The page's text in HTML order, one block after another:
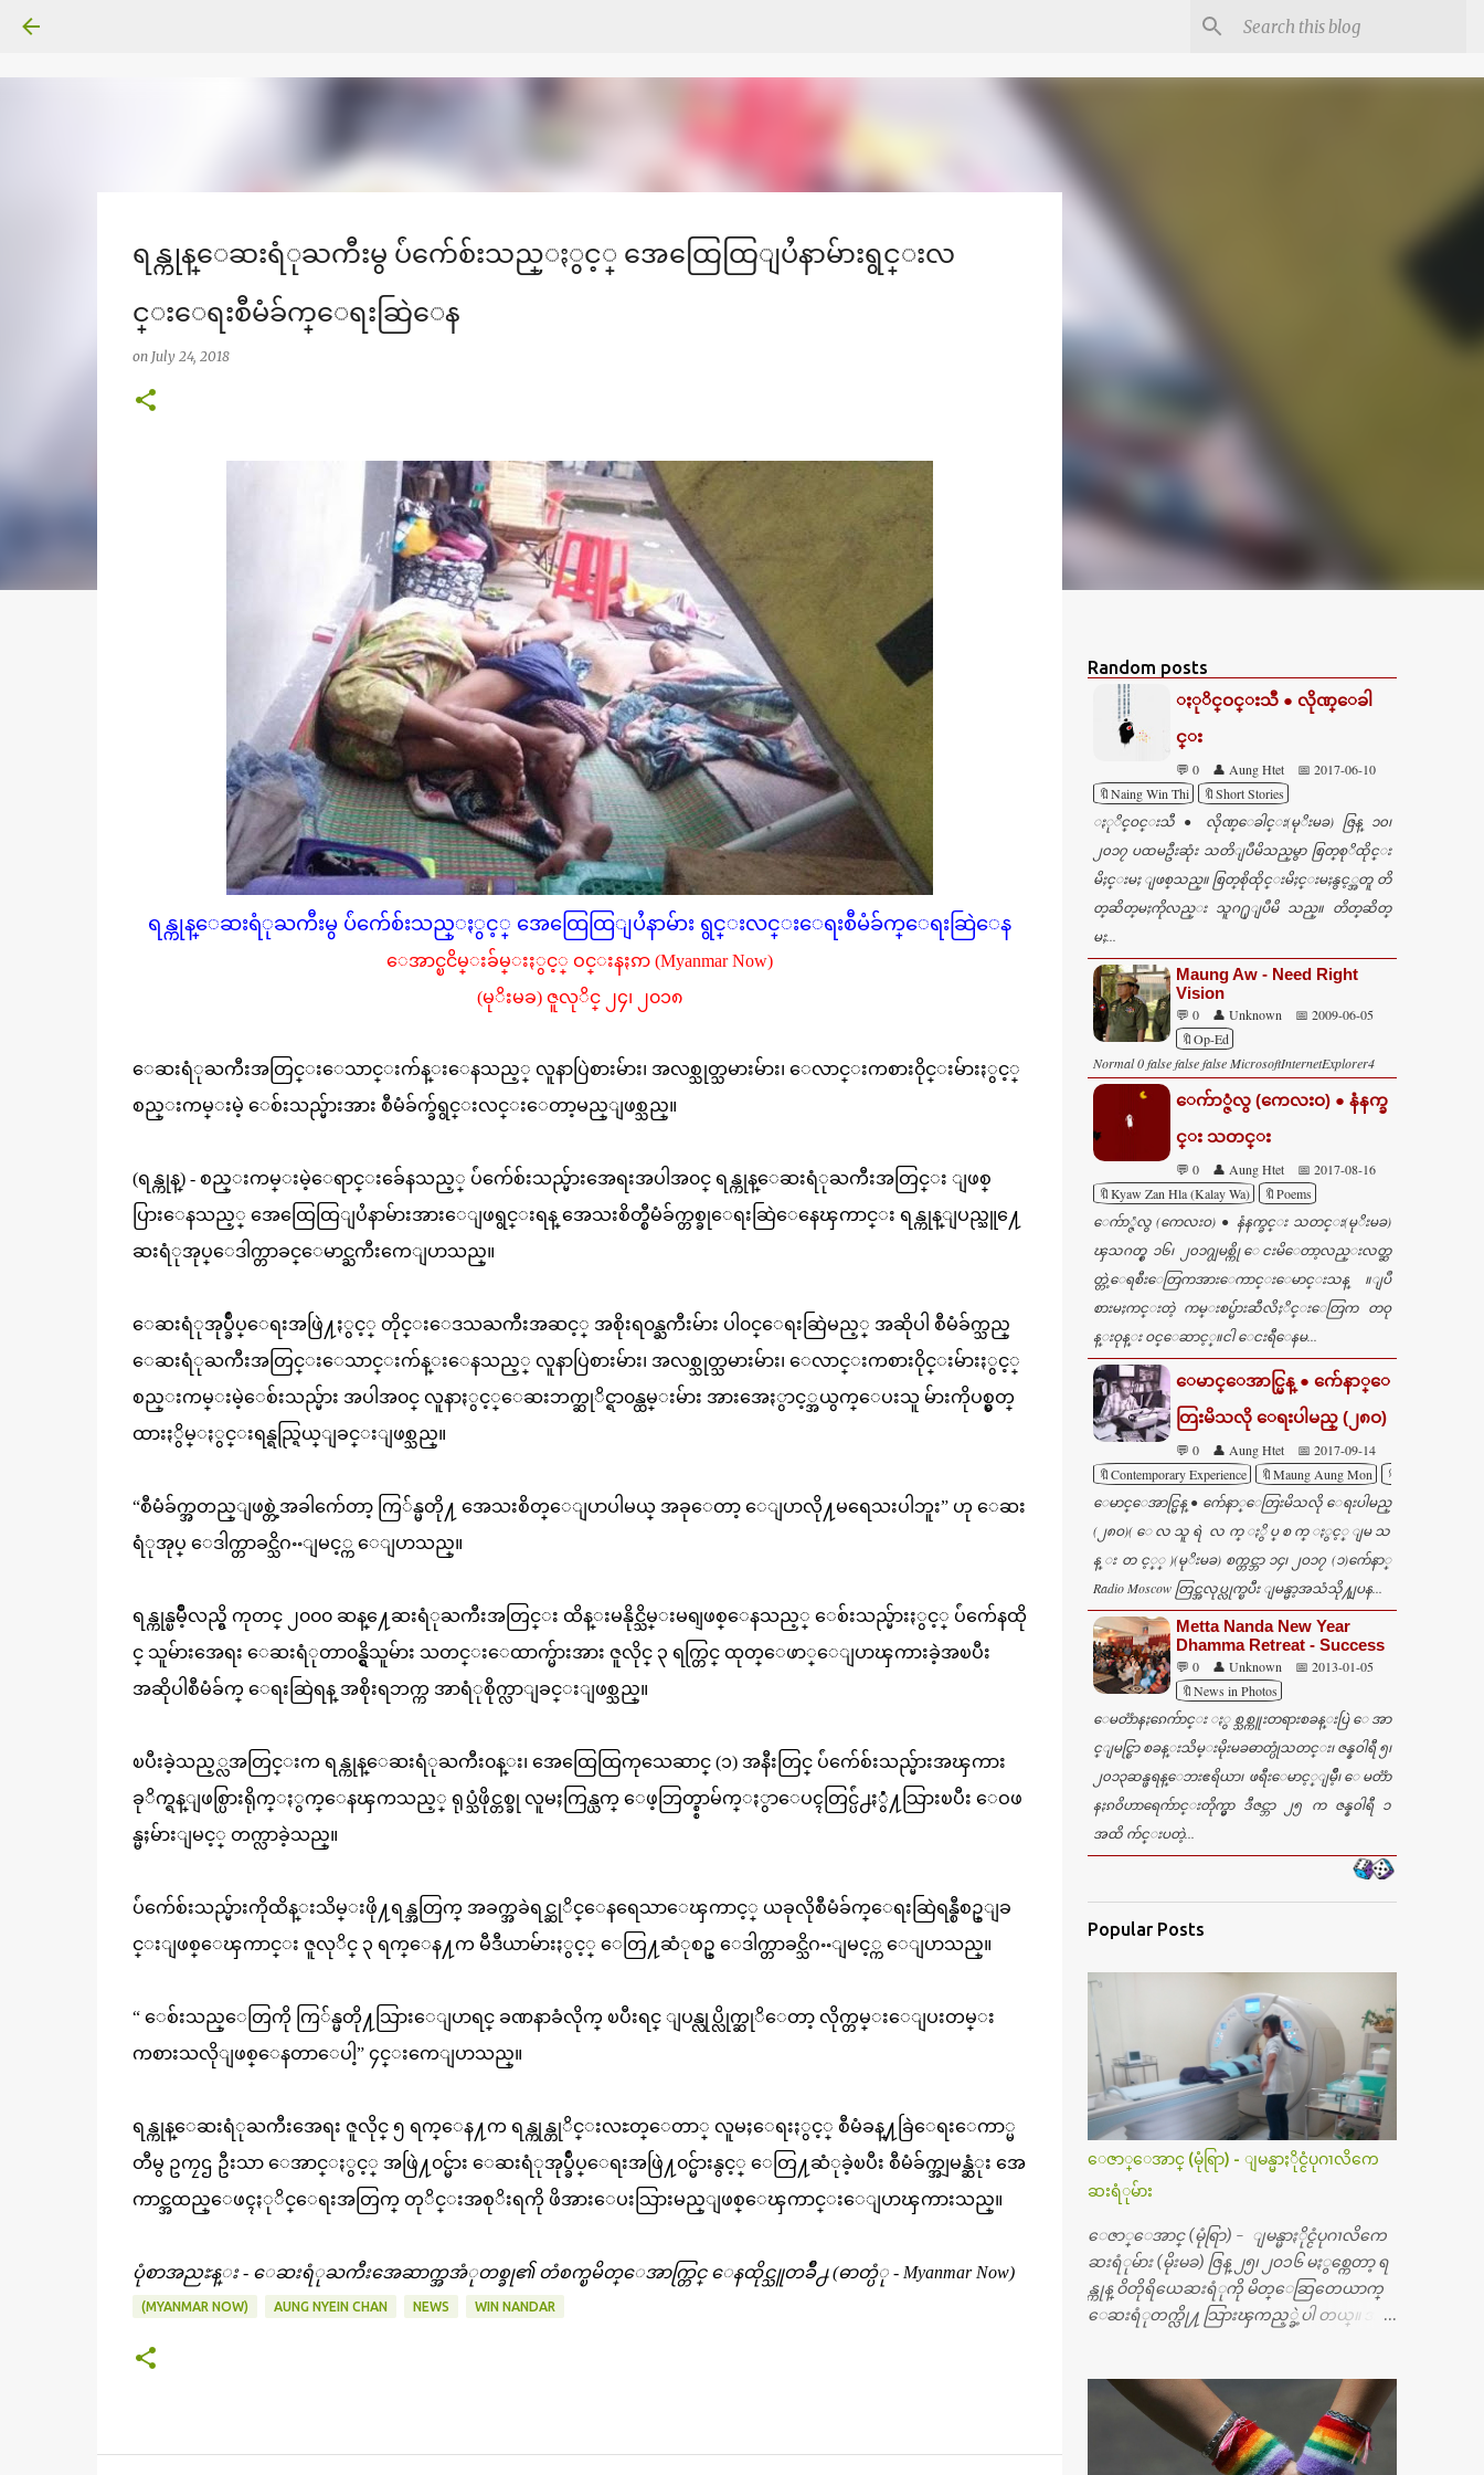
ရန္ကုန္ေဆးရံုႀကီးမွ ပ်ံက်ေစ်းသည္ႏွင့္ အေထြေထြျပႆနာမ်ားရွင္းလ
င္းေရးစီမံခ်က္ေရးဆြဲေန
on July 24, 2018
ရန္ကုန္ေဆးရံုႀကီးမွ ပ်ံက်ေစ်းသည္ႏွင့္ အေထြေထြျပႆနာမ်ား ရွင္းလင္းေရးစီမံခ်က္ေရးဆြဲေန
ေအာင္ၿငိမ္းခ်မ္းႏွင့္ ဝင္းနႏၵာ (Myanmar Now)
(မုိးမခ) ဇူလုိင္ ၂၄၊ ၂၀၁၈
ေဆးရံုႀကီးအတြင္းေသာင္းက်န္းေနသည့္ လူနာပြဲစားမ်ား၊ အလစ္သုတ္သမားမ်ား၊ ေလာင္းကစား၀ိုင္းမ်ားႏွင့္
စည္းကမ္းမဲ့ ေစ်းသည္မ်ားအား စီမံခ်က္ခ်ရွင္းလင္းေတာ့မည္ျဖစ္သည္။
(ရန္ကုန္) - စည္းကမ္းမဲ့ေရာင္းခ်ေနသည့္ ပ်ံက်ေစ်းသည္မ်ားအေရးအပါအ၀င္ ရန္ကုန္ေဆးရံုႀကီးအတြင္း ျဖစ္
ပြားေနသည့္ အေထြေထြျပႆနာမ်ားအားေျဖရွင္းရန္ အေသးစိတ္စီမံခ်က္တစ္ခုေရးဆြဲေနေၾကာင္း ရန္ကုန္ျပည္သူ႔ေ
ဆးရံုအုပ္ေဒါက္တာခင္ေမာင္ႀကီးကေျပာသည္။
ေဆးရံုအုပ္ခ်ဳပ္ေရးအဖြဲ႔ႏွင့္ တိုင္းေဒသႀကီးအဆင့္ အစိုးရ၀န္ႀကီးမ်ား ပါ၀င္ေရးဆြဲမည့္ အဆိုပါ စီမံခ်က္သည္
ေဆးရံုႀကီးအတြင္းေသာင္းက်န္းေနသည့္ လူနာပြဲစားမ်ား၊ အလစ္သုတ္သမားမ်ား၊ ေလာင္းကစား၀ိုင္းမ်ားႏွင့္
စည္းကမ္းမဲ့ေစ်းသည္မ်ား အပါအ၀င္ လူနာႏွင့္ေဆးဘက္ဆုိင္ရာ၀န္ထမ္းမ်ား အားအေႏွာင့္အယွက္ေပးသူ မ်ားကိုပစ္မွတ္
ထားႏွိမ္ႏွင္းရန္ရည္ရြယ္ျခင္းျဖစ္သည္။
“စီမံခ်က္အတည္ျဖစ္တဲ့အခါက်ေတာ့ ကြ်န္မတို႔ အေသးစိတ္ေျပာပါမယ္ အခုေတာ့ ေျပာလို႔မရေသးပါဘူး” ဟု ေဆး
ရံုအုပ္ ေဒါက္တာခင္သိဂႌျမင့္က ေျပာသည္။
ရန္ကုန္ၿမိဳ့လည္ရွိ ကုတင္ ၂၀၀၀ ဆန္႔ေဆးရံုႀကီးအတြင္း ထိန္းမနိုင္သိမ္းမရျဖစ္ေနသည့္ ေစ်းသည္မ်ားႏွင့္ ပ်ံက်ေနထို
င္ သူမ်ားအေရး ေဆးရံုတာ၀န္ရွိသူမ်ား သတင္းေထာက္မ်ားအား ဇူလိုင္ ၃ ရက္တြင္ ထုတ္ေဖာ္ေျပာၾကားခဲ့အၿပီး
အဆိုပါစီမံခ်က္ ေရးဆြဲရန္ အစိုးရဘက္က အာရံုစိုက္လာျခင္းျဖစ္သည္။
ၿပီးခဲ့သည့္လအတြင္းက ရန္ကုန္ေဆးရံုႀကီး၀န္း၊ အေထြေထြကုသေဆာင္ (၁) အနီးတြင္ ပ်ံက်ေစ်းသည္မ်ားအၾကား
ခုိက္ရန္ျဖစ္ပြားရိုက္ႏွက္ေနၾကသည့္ ရုပ္သံဖိုင္တစ္ခု လူမႈကြန္ယက္ ေဖ့ဘြတ္စ္စာမ်က္ႏွာေပၚတြင္ပ်ံ႕ႏွံံ႔သြားၿပီး ေဝဖ
န္မႈမ်ားျမင့္ တက္လာခဲ့သည္။
ပ်ံက်ေစ်းသည္မ်ားကိုထိန္းသိမ္းဖို႔ရန္အတြက္ အခက္အခဲရင္ဆုိင္ေနရေသာေၾကာင့္ ယခုလိုစီမံခ်က္ေရးဆြဲရန္စီစဥ္ျခ
င္းျဖစ္ေၾကာင္း ဇူလုိင္ ၃ ရက္ေန႔က မီဒီယာမ်ားႏွင့္ ေတြ႔ဆံုစဥ္ ေဒါက္တာခင္သိဂႌျမင့္က ေျပာသည္။
“ ေစ်းသည္ေတြကို ကြ်န္မတို႔သြားေျပာရင္ ခဏနာခံလိုက္ ၿပီးရင္ ျပန္လုပ္လိုက္ဆုိေတာ့ လိုက္တမ္းေျပးတမ္း
ကစားသလိုျဖစ္ေနတာေပါ့” ၄င္းကေျပာသည္။
ရန္ကုန္ေဆးရံုႀကီးအေရး ဇူလိုင္ ၅ ရက္ေန႔က ရန္ကုန္တုိင္းလႊတ္ေတာ္ လူမႈေရးႏွင့္ စီမံခန္႔ခြဲေရးေကာ္မ
တီမွ ဥကၠဌ ဦးသာ ေအာင္ႏွင့္ အဖြဲ႔၀င္မ်ား ေဆးရံုအုပ္ခ်ဳပ္ေရးအဖြဲ႔၀င္မ်ားနွင့္ ေတြ႔ဆံုခဲ့ၿပီး စီမံခ်က္အျမန္ဆံုး အေ
ကာင္အထည္ေဖၚႏုိင္ေရးအတြက္ တုိင္းအစုိးရကို ဖိအားေပးသြားမည္ျဖစ္ေၾကာင္းေျပာၾကားသည္။
ပုံစာအညႊန္း - ေဆးရံုႀကီးအေဆာက္အအံုတစ္ခု၏ တံစက္ၿမိတ္ေအာက္တြင္ ေနထိုင္သူတခ်ဳိ႕ (ဓာတ္ပံု - Myanmar Now)
(MYANMAR NOW) AUNG NYEIN CHAN NEWS WIN NANDAR
Random posts
ႏုိင္ဝင္းသီ ● လိုဏ္ေခါ
င္း
💬 0 👤 Aung Htet
📅 2017-06-10
🔖Naing Win Thi
🔖Short Stories
ႏုိင္ဝင္းသီ ● လိုဏ္ေခါင္း(မုိးမခ) ဇြန္ ၁၀၊
၂၀၁၇ ပထမဦးဆုံး သတိျပဳမိသည္​မွာ စြတ္​စုိထိုင္​း
မိႈင္​းမႈ ျဖစ္​သည္​။ စြတ္​စိုထိုင္​းမိႈင္​းမႈနွင့္အတူ တိ
တ္​​ဆိတ္​မႈကိုလည္​း သူဂ႐ုျပဳမိ သည္။ တိတ္​ဆိတ္​
မႈ...
Maung Aw - Need Right
Vision
💬 0 👤 Unknown
📅 2009-06-05
🔖Op-Ed
Normal 0 false false false MicrosoftInternetExplorer4
ေက်ာ္ဇံလွ (ကေလးဝ) ● နံနက္ခ
င္း သတင္း
💬 0 👤 Aung Htet
📅 2017-08-16
🔖Kyaw Zan Hla (Kalay Wa)
🔖Poems
ေက်ာ္ဇံလွ (ကေလးဝ) ● နံနက္ခင္း သတင္း(မုိးမခ)
ၾသဂတ္စ္ ၁၆၊ ၂၀၁၇ျမစ္ကို ေငးမိေတာ့လည္းလတ္ဆ
တ္တဲ့ေရစီးေတြကအားေကာင္းေမာင္းသန္ ။ျပဳ
စားမႈကင္းတဲ့ ကမ္းစပ္မ်ားဆီလိႈိင္းေတြက တဝု
န္းဝုန္း ဝင္ေဆာင့္။ငါ ေငးရီေနမ...
ေမာင္ေအာင္မြန္ ● က်ေနာ္ေ
တြးမိသလို ေရးပါမည္ (၂၈ဝ)
💬 0 👤 Aung Htet
📅 2017-09-14
🔖Contemporary Experience
🔖Maung Aung Mon
🔖Profiles
ေမာင္ေအာင္မြန္ ● က်ေနာ္ေတြးမိသလို ေရးပါမည္
(၂၈ဝ)( ေ လ သူ ရဲ လ က္ ႏွိ ပ္ စ က္ ႏွင့္ ျမ သ
န္ း တ င့္္ )(မုိးမခ) စက္တင္ဘာ ၁၄၊ ၂ဝ၁၇ (၁)က်ေနာ္
Radio Moscow တြင္အလုပ္လုက္ၿပီး ျမန္မာ့အသံသို႔ျပန...
Metta Nanda New Year
Dhamma Retreat - Success
💬 0 👤 Unknown
📅 2013-01-05
🔖News in Photos
ေမတၱာနႏၵေက်ာင္း ႏွစ္သစ္ကူးတရားစခန္းပြဲ ေအာ
င္ျမင္စြာ စခန္းသိမ္းမိုးမခဓာတ္ပုံသတင္း၊ ဇန္န၀ါရီ ၅၊
၂၀၁၃ဆန္ဖရန္ေဘးဧရိယာ၊ ဖရီးေမာင့္ျမိဳ့၊ ေမတၱာ
နႏၵ၀ိဟာရေက်ာင္းတိုက္မွာ ဒီဇင္ဘာ ၂၅ က ဇန္န၀ါရီ ၁
အထိ က်င္းပတဲ့...
Popular Posts
ေဇာ္ေအာင္ (မုံရြာ) - ျမန္မာႏိုင္ငံပုဂၢလိကေ
ဆးရံုမ်ား
ေဇာ္ေအာင္ (မုံရြာ) - ျမန္မာႏိုင္ငံပုဂၢလိကေ
ဆးရံုမ်ား (မိုးမခ) ဇြန္ ၂၅၊ ၂၀၁၆ မႏွစ္ကေတာ့ ရ
န္ကုန္ ဝိတိုရိယေဆးရံုကို မိတ္ေဆြတေယာက္
ေဆးရံုတက္လို႔ သြားၾကည့္ခဲ့ပါ တယ္။ အရ
မ္းသြားလို႔ အရိုးအစားထိုးကုသျခင္း လုပ္ပါ
တယ္။ အရိုးအထူးကု ဆရာဝန္က ဝိတိုရိယေဟာ္တ
ယ္လိုအခန္းမွာ တရက္ က်ပ္ ၃ ေသာင္းနဲ႔ေနေ